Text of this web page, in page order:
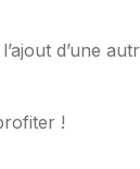
d’une
!